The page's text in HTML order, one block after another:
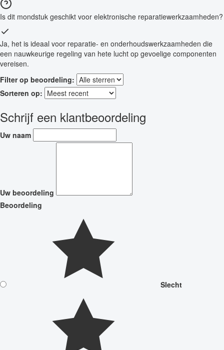
Is dit mondstuk geschikt voor elektronische reparatiewerkzaamheden?
Ja, het is ideaal voor reparatie- en onderhoudswerkzaamheden die
een nauwkeurige regeling van hete lucht op gevoelige componenten
vereisen.
Filter op beoordeling:
Sorteren op:
Schrijf een klantbeoordeling
Uw naam
Uw beoordeling
Beoordeling
Slecht